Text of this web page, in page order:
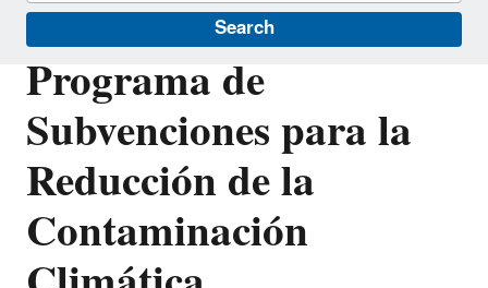
Search
Programa de
Subvenciones para la
Reducción de la
Contaminación